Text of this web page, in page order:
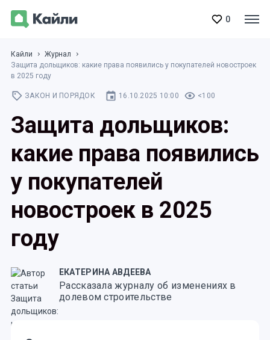
0
Кайли
Журнал
Защита дольщиков: какие права появились у покупателей новостроек
в 2025 году
ЗАКОН И ПОРЯДОК 16.10.2025 10:00 <100
Защита дольщиков:
какие права появились
у покупателей
новостроек в 2025
году
ЕКАТЕРИНА АВДЕЕВА
Рассказала журналу об изменениях в
долевом строительстве